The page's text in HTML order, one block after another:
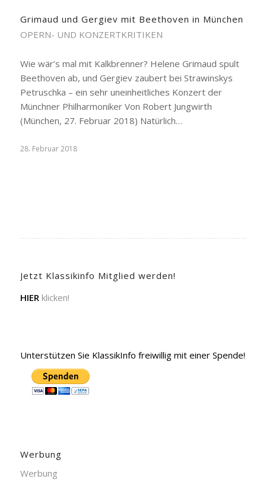
Grimaud und Gergiev mit Beethoven in München
OPERN- UND KONZERTKRITIKEN
Wie wär’s mal mit Kalkbrenner? Helene Grimaud spult
Beethoven ab, und Gergiev zaubert bei Strawinskys
Petruschka – ein sehr uneinheitliches Konzert der
Münchner Philharmoniker Von Robert Jungwirth
(München, 27. Februar 2018) Natürlich…
28. Februar 2018
Jetzt Klassikinfo Mitglied werden!
HIER klicken!
Unterstützen Sie KlassikInfo freiwillig mit einer Spende!
Werbung
Werbung